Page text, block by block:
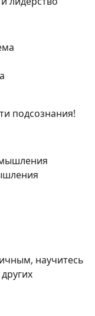
подсознания!
научитесь